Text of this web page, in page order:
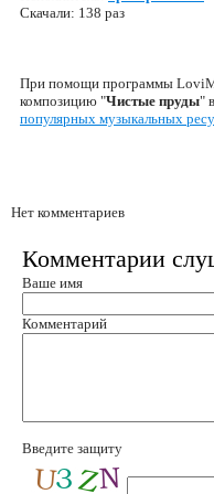
Скачали: 138 раз
При помощи программы
композицию "Чистые пруды"
популярных музыкальных
Нет комментариев
Комментарии
Ваше имя
Комментарий
Введите защиту